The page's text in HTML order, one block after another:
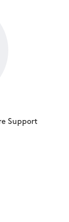
Support